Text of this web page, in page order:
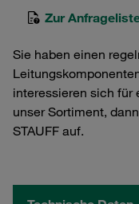
Zur
Sie haben einen
interessieren sich für
unser Sortiment,
STAUFF auf.